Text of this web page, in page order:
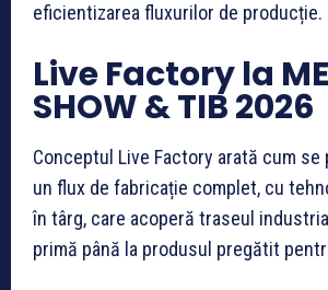
eficientizarea fluxurilor de producție.
Live Factory la
SHOW & TIB 2026
Conceptul Live Factory arată cum
un flux de fabricație complet, cu
în târg, care acoperă traseul
primă până la produsul pregătit